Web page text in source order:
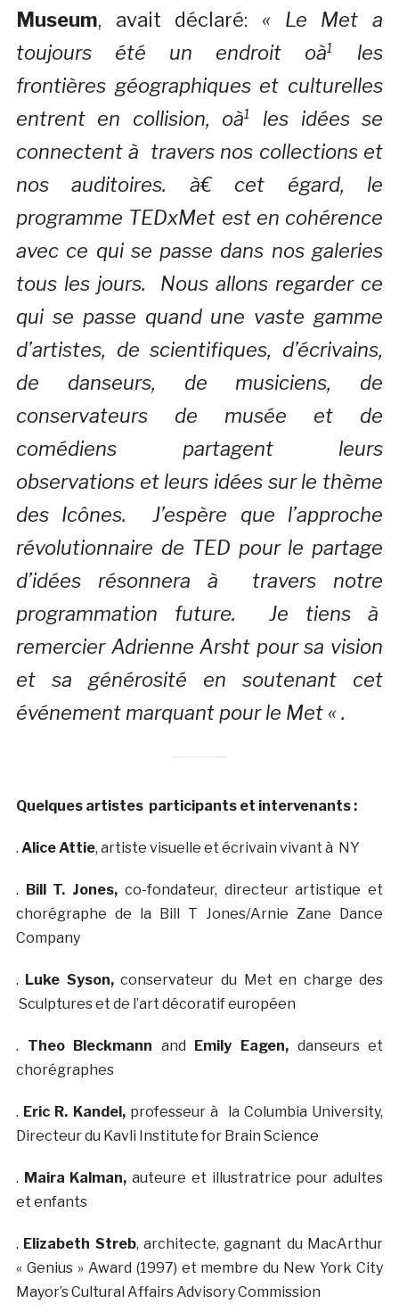
Museum, avait déclaré: « Le Met a
toujours été un endroit oà¹ les
frontières géographiques et culturelles
entrent en collision, oà¹ les idées se
connectent à travers nos collections et
nos auditoires. à€ cet égard, le
programme TEDxMet est en cohérence
avec ce qui se passe dans nos galeries
tous les jours. Nous allons regarder ce
qui se passe quand une vaste gamme
d’artistes, de scientifiques, d’écrivains,
de danseurs, de musiciens, de
conservateurs de musée et de
comédiens partagent leurs
observations et leurs idées sur le thème
des Icônes. J’espère que l’approche
révolutionnaire de TED pour le partage
d’idées résonnera à travers notre
programmation future. Je tiens à
remercier Adrienne Arsht pour sa vision
et sa générosité en soutenant cet
événement marquant pour le Met « .
Quelques artistes participants et intervenants :
. Alice Attie, artiste visuelle et écrivain vivant à NY
. Bill T. Jones, co-fondateur, directeur artistique et
chorégraphe de la Bill T Jones/Arnie Zane Dance
Company
. Luke Syson,conservateur du Met en charge des
Sculptures et de l’art décoratif européen
. Theo Bleckmann and Emily Eagen, danseurs et
chorégraphes
. Eric R. Kandel, professeur à la Columbia University,
Directeur du Kavli Institute for Brain Science
. Maira Kalman,auteure et illustratrice pour adultes
et enfants
. Elizabeth Streb, architecte, gagnant du MacArthur
« Genius » Award (1997) et membre du New York City
Mayor’s Cultural Affairs Advisory Commission